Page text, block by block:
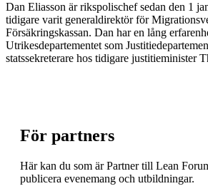
Dan Eliasson är rikspolischef sedan den 1
tidigare varit generaldirektör för
Försäkringskassan. Dan har en lång
Utrikesdepartementet som
statssekreterare hos tidigare justitieminister
För partners
Här kan du som är Partner till Lean
publicera evenemang och utbildningar.